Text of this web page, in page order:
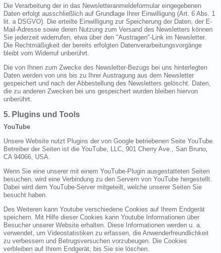
Die Verarbeitung der in das Newsletteranmeldeformular eingegebenen
Daten erfolgt ausschließlich auf Grundlage Ihrer Einwilligung (Art. 6 Abs. 1
lit. a DSGVO). Die erteilte Einwilligung zur Speicherung der Daten, der E-
Mail-Adresse sowie deren Nutzung zum Versand des Newsletters können
Sie jederzeit widerrufen, etwa über den "Austragen"-Link im Newsletter.
Die Rechtmäßigkeit der bereits erfolgten Datenverarbeitungsvorgänge
bleibt vom Widerruf unberührt.
Die von Ihnen zum Zwecke des Newsletter-Bezugs bei uns hinterlegten
Daten werden von uns bis zu Ihrer Austragung aus dem Newsletter
gespeichert und nach der Abbestellung des Newsletters gelöscht. Daten,
die zu anderen Zwecken bei uns gespeichert wurden bleiben hiervon
unberührt.
5. Plugins und Tools
YouTube
Unsere Website nutzt Plugins der von Google betriebenen Seite YouTube.
Betreiber der Seiten ist die YouTube, LLC, 901 Cherry Ave., San Bruno,
CA 94066, USA.
Wenn Sie eine unserer mit einem YouTube-Plugin ausgestatteten Seiten
besuchen, wird eine Verbindung zu den Servern von YouTube hergestellt.
Dabei wird dem YouTube-Server mitgeteilt, welche unserer Seiten Sie
besucht haben.
Des Weiteren kann Youtube verschiedene Cookies auf Ihrem Endgerät
speichern. Mit Hilfe dieser Cookies kann Youtube Informationen über
Besucher unserer Website erhalten. Diese Informationen werden u. a.
verwendet, um Videostatistiken zu erfassen, die Anwenderfreundlichkeit
zu verbessern und Betrugsversuchen vorzubeugen. Die Cookies
verbleiben auf Ihrem Endgerät, bis Sie sie löschen.